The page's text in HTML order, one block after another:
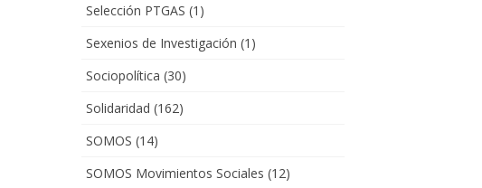
Selección PTGAS (1)
Sexenios de Investigación (1)
Sociopolítica (30)
Solidaridad (162)
SOMOS (14)
SOMOS Movimientos Sociales (12)